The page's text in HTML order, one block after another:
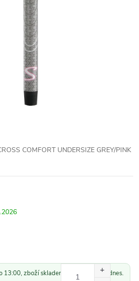
COMFORT UNDERSIZE GREY/PINK
13:00, zboží skladem odešleme ještě dnes.